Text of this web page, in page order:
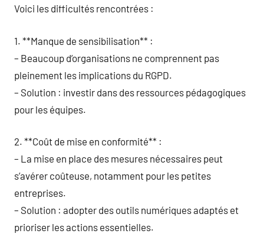
Voici les difficultés rencontrées :
1. **Manque de sensibilisation** :
– Beaucoup d’organisations ne comprennent pas
pleinement les implications du RGPD.
– Solution : investir dans des ressources pédagogiques
pour les équipes.
2. **Coût de mise en conformité** :
– La mise en place des mesures nécessaires peut
s’avérer coûteuse, notamment pour les petites
entreprises.
– Solution : adopter des outils numériques adaptés et
prioriser les actions essentielles.